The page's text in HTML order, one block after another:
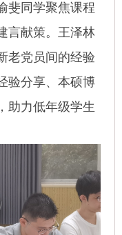
斐同学聚焦课程
言献策。王泽林
老党员间的经验
验分享、本硕博
助力低年级学生